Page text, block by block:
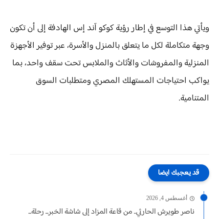
ويأتي هذا التوسع في إطار رؤية كوكو آند إس الهادفة إلى أن تكون
وجهة متكاملة لكل ما يتعلق بالمنزل والأسرة، عبر توفير الأجهزة
المنزلية والمفروشات والأثاث والملابس تحت سقف واحد، بما
يواكب احتياجات المستهلك المصري ومتطلبات السوق
المتنامية.
قد يعجبك ايضا
أغسطس 4, 2026
ناصر طويرش الحارثي.. من قاعة المزاد إلى شاشة الخبر... رحلة...